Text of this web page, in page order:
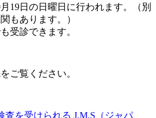
19日の日曜日に行われます。（別
もあります。）
受診できます。
ご覧ください。
査を受けられる J.M.S（ジャパ